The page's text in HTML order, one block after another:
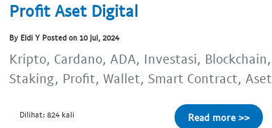
Profit Aset Digital
By Eldi Y Posted on 10 Jul, 2024
Kripto, Cardano, ADA, Investasi, Blockchain,
Staking, Profit, Wallet, Smart Contract, Aset
Dilihat: 824 kali Read more >>